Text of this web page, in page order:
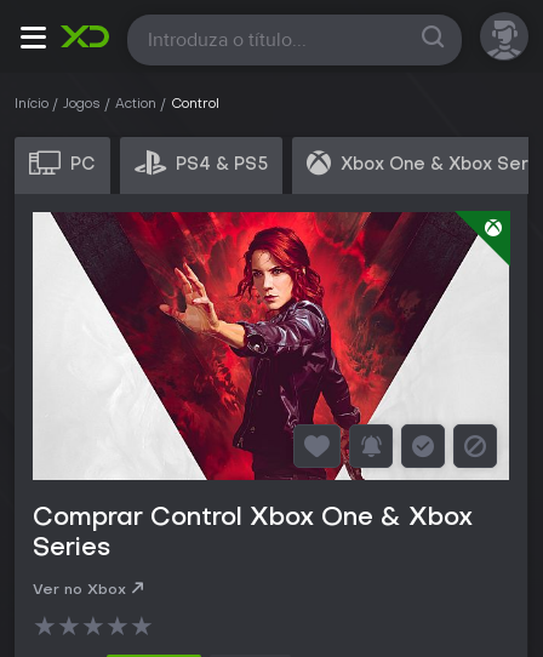
Todas
Início Jogos Action Control
PC PS4 & PS5 Xbox One & Xbox
Comprar Control Xbox One & Xbox
Series
Ver no Xbox
★★★★★